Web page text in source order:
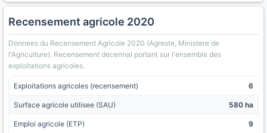
Recensement agricole 2020
Donnees du Recensement Agricole 2020 (Agreste, Ministere de
l'Agriculture). Recensement decennal portant sur l'ensemble des
exploitations agricoles.
Exploitations agricoles (recensement) 6
Surface agricole utilisee (SAU) 580 ha
Emploi agricole (ETP) 9